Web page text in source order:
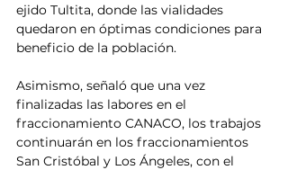
ejido Tultita, donde las vialidades
quedaron en óptimas condiciones para
beneficio de la población.
Asimismo, señaló que una vez
finalizadas las labores en el
fraccionamiento CANACO, los trabajos
continuarán en los fraccionamientos
San Cristóbal y Los Ángeles, con el